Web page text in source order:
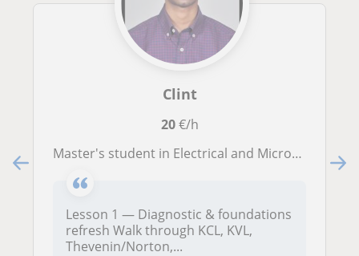
Clint
20€/h
Master's student in Electrical and Microsystems Engineering offering private tutoring in Electrical Engineering.
Lesson 1 — Diagnostic & foundations
refresh Walk through KCL, KVL,
Thevenin/Norton,...